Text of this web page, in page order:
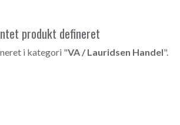
produkt defineret
i kategori "VA / Lauridsen Handel".